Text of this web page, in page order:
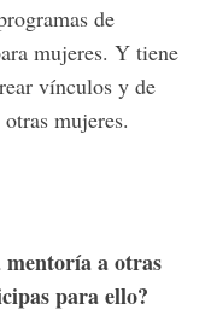
de
mujeres. Y tiene
vínculos y de
mujeres.
mentoría a otras
para ello?